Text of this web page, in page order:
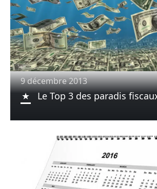
9 décembre 2013
Le Top 3 des paradis